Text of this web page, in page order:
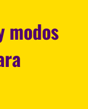
modos